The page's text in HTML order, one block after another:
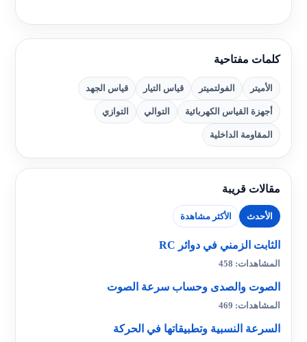
كلمات مفتاحية
الأميتر الفولتميتر قياس التيار قياس الجهد
أجهزة القياس الكهربائية التوالي التوازي
المقاومة الداخلية
مقالات قريبة
الأحدث الأكثر مشاهدة
الثابت الزمني في دوائر RC
المشاهدات: 458
الصوت والصدى وحساب سرعة الصوت
المشاهدات: 469
السرعة النسبية وتطبيقاتها في الحركة